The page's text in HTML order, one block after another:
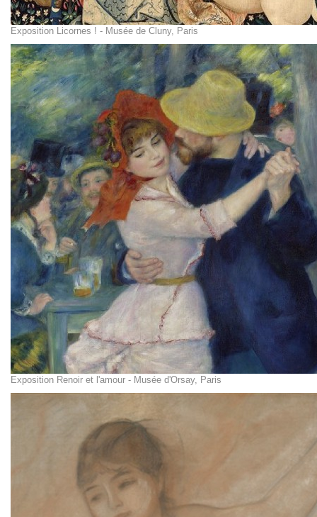
Exposition Licornes ! - Musée de Cluny, Paris
Exposition Renoir et l'amour - Musée d'Orsay, Paris